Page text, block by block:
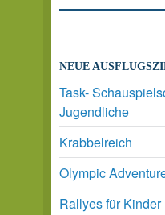
NEUE
Task-
Jugendliche
Krabbelreich
Olympic
Rallyes für Kinder